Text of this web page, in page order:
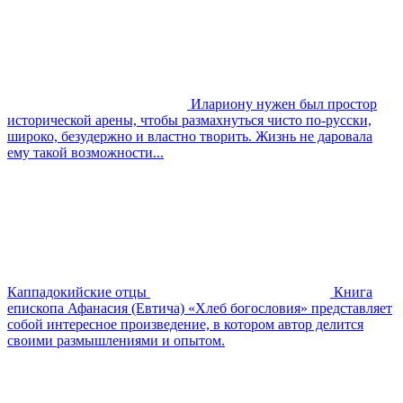
Илариону нужен был простор
исторической арены, чтобы размахнуться чисто по-русски,
широко, безудержно и властно творить. Жизнь не даровала
ему такой возможности...
Каппадокийские отцы
Книга
епископа Афанасия (Евтича) «Хлеб богословия» представляет
собой интересное произведение, в котором автор делится
своими размышлениями и опытом.